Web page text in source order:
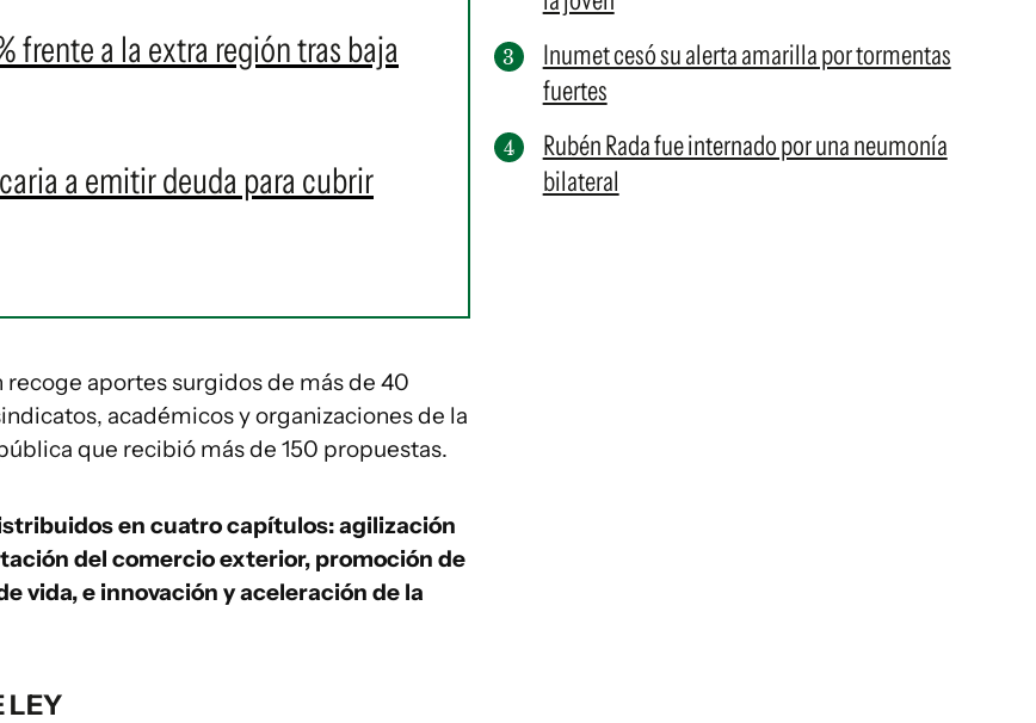
frente a la extra región tras baja
a emitir deuda para cubrir
aportes surgidos de más de 40
académicos y organizaciones de la
que recibió más de 150 propuestas.
en cuatro capítulos: agilización
del comercio exterior, promoción de
vida, e innovación y aceleración de la
LEY
Inumet cesó su alerta amarilla por tormentas
fuertes
Rubén Rada fue internado por una neumonía
bilateral